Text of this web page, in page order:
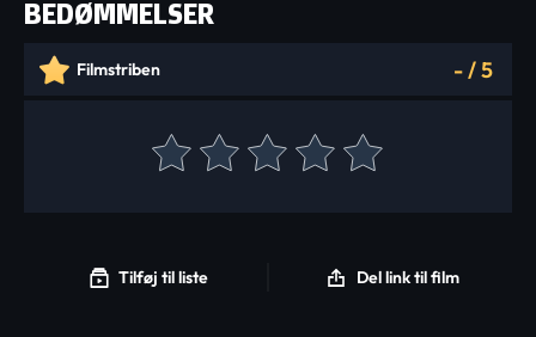
BEDØMMELSER
Filmstriben -/5
Tilføj til liste Del link til film